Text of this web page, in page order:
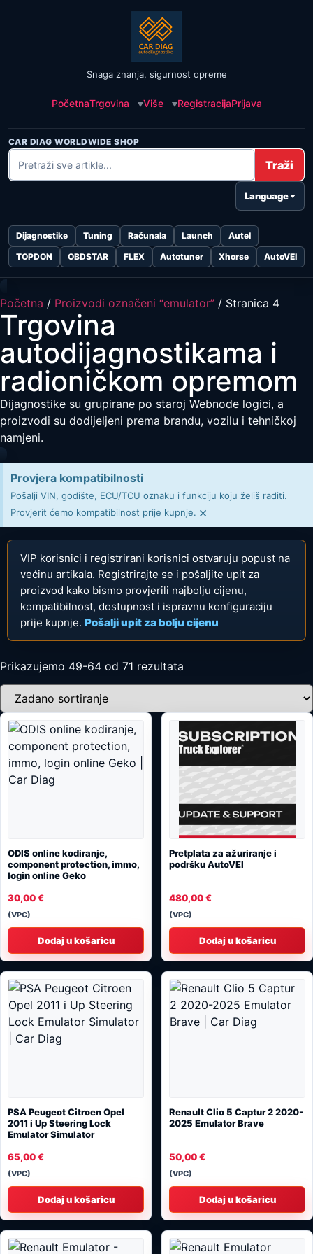
Snaga znanja, sigurnost opreme
PočetnaTrgovina Više RegistracijaPrijava
CAR DIAG WORLDWIDE SHOP
Traži
Language
Dijagnostike Tuning Računala Launch
Autel
TOPDON
OBDSTAR FLEX Autotuner Xhorse AutoVEI
Početna / Proizvodi označeni “emulator” / Stranica 4
Trgovina
autodijagnostikama i
radioničkom opremom
Dijagnostike su grupirane po staroj Webnode logici, a
proizvodi su dodijeljeni prema brandu, vozilu i tehničkoj
namjeni.
Provjera kompatibilnosti
Pošalji VIN, godište, ECU/TCU oznaku i funkciju koju želiš raditi.
Provjerit ćemo kompatibilnost prije kupnje. ×
VIP korisnici i registrirani korisnici ostvaruju popust na
većinu artikala. Registrirajte se i pošaljite upit za
proizvod kako bismo provjerili najbolju cijenu,
kompatibilnost, dostupnost i ispravnu konfiguraciju
prije kupnje. Pošalji upit za bolju cijenu
Prikazujemo 49-64 od 71 rezultata
ODIS online kodiranje,
component protection, immo,
login online Geko
30,00€
(VPC)
Dodaj u košaricu
Pretplata za ažuriranje i
podršku AutoVEI
480,00€
(VPC)
Dodaj u košaricu
PSA Peugeot Citroen Opel
2011 i Up Steering Lock
Emulator Simulator
65,00€
(VPC)
Dodaj u košaricu
Renault Clio 5 Captur 2 2020-
2025 Emulator Brave
50,00€
(VPC)
Dodaj u košaricu